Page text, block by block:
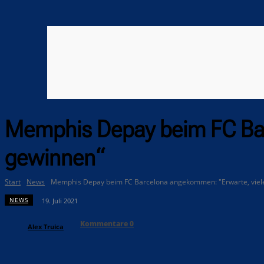
Memphis Depay beim FC
gewinnen“
Start News Memphis Depay beim FC Barcelona angekommen: "Erwarte,
NEWS 19. Juli 2021
Alex Truica Kommentare0